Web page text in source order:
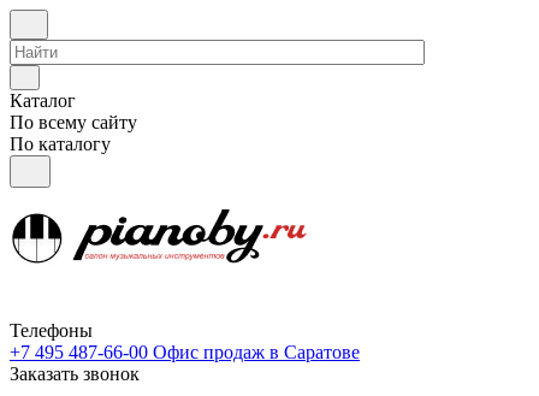
Каталог
По всему сайту
По каталогу
Телефоны
+7 495 487-66-00 Офис продаж в Саратове
Заказать звонок